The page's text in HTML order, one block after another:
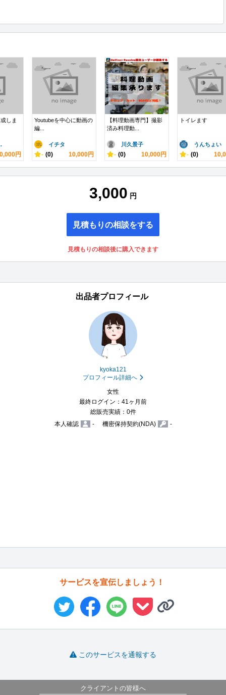
しま
円
Youtubeを中心に動画の
編...
イチタ
- (0) 10,000円
【料理動画専門】撮影
済み料理動...
川久景子
- (0) 10,000円
トイレます
うんちょい
- (0)
3,000 円
見積もりの相談をする
見積もりの相談後に購入できます
出品者プロフィール
kyoka121
プロフィール詳細へ
女性
最終ログイン：41ヶ月前
総販売実績：0件
本人確認
- 機密保持契約(NDA) -
サービスを宣伝しましょう！
このサービスを通報する
クライアントの皆様へ